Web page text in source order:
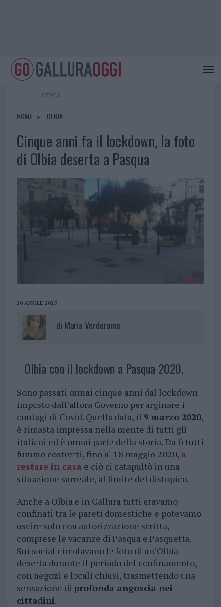
HOME OLBIA
Cinque anni fa il lockdown, la foto
di Olbia deserta a Pasqua
20 APRILE 2025
di Maria Verderame
Olbia con il lockdown a Pasqua 2020.
Sono passati ormai cinque anni dal lockdown
imposto dall’allora Governo per arginare i
contagi di Covid. Quella data, il 9 marzo 2020,
è rimasta impressa nella mente di tutti gli
italiani ed è ormai parte della storia. Da lì tutti
fummo costretti, fino al 18 maggio 2020, a
restare in casa e ciò ci catapultò in una
situazione surreale, al limite del distopico.
Anche a Olbia e in Gallura tutti eravamo
confinati tra le pareti domestiche e potevamo
uscire solo con autorizzazione scritta,
comprese le vacanze di Pasqua e Pasquetta.
Sui social circolavano le foto di un’Olbia
deserta durante il periodo del confinamento,
con negozi e locali chiusi, trasmettendo una
sensazione di profonda angoscia nei
cittadini.